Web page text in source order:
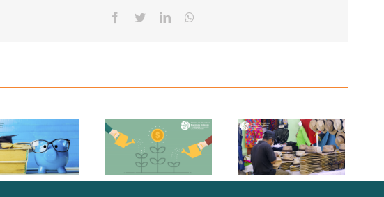
Facebook
TwitterLinkedin